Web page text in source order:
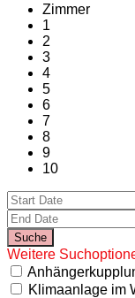
Zimmer
1
2
3
4
5
6
7
8
9
10
Weitere
Klimaanlage im